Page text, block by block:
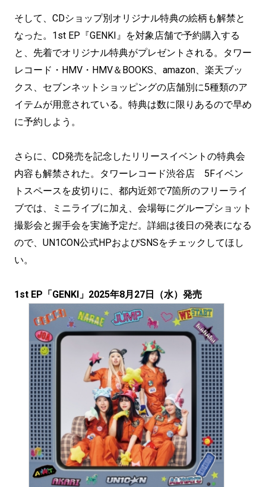
そして、CDショップ別オリジナル特典の絵柄も解禁と
なった。1st EP『GENKI』を対象店舗で予約購入する
と、先着でオリジナル特典がプレゼントされる。タワー
レコード・HMV・HMV＆BOOKS、amazon、楽天ブッ
クス、セブンネットショッピングの店舗別に5種類のア
イテムが用意されている。特典は数に限りあるので早め
に予約しよう。
さらに、CD発売を記念したリリースイベントの特典会
内容も解禁された。タワーレコード渋谷店 5Fイベン
トスペースを皮切りに、都内近郊で7箇所のフリーライ
ブでは、ミニライブに加え、会場毎にグループショット
撮影会と握手会を実施予定だ。詳細は後日の発表になる
ので、UN1CON公式HPおよびSNSをチェックしてほし
い。
1st EP「GENKI」2025年8月27日（水）発売